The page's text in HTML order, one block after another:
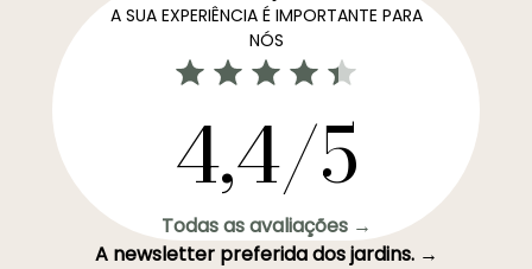
A SUA EXPERIÊNCIA É IMPORTANTE PARA
NÓS
4,4/5
Todas as avaliações →
A newsletter preferida dos jardins. →